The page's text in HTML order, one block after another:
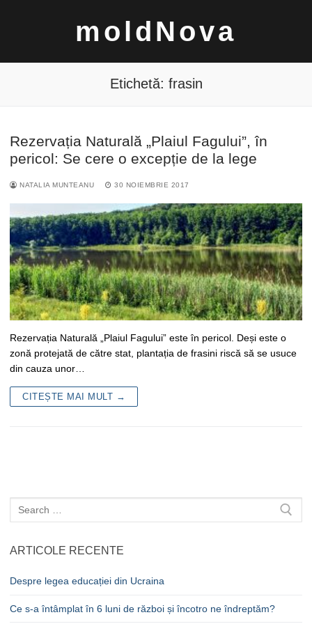
moldNova
Caută
Etichetă: frasin
Rezervația Naturală „Plaiul Fagului”, în
pericol: Se cere o excepție de la lege
NATALIA MUNTEANU 30 NOIEMBRIE 2017
Rezervația Naturală „Plaiul Fagului” este în pericol. Deși este o
zonă protejată de către stat, plantația de frasini riscă să se usuce
din cauza unor…
CITEȘTE MAI MULT →
Caută
după:
ARTICOLE RECENTE
Despre legea educației din Ucraina
Ce s-a întâmplat în 6 luni de război și încotro ne îndreptăm?